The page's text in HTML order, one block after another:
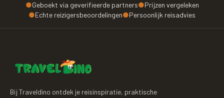
●Geboekt via geverifieerde partners●Prijzen vergeleken
●Echte reizigersbeoordelingen●Persoonlijk reisadvies
Bij Traveldino ontdek je reisinspiratie, praktische